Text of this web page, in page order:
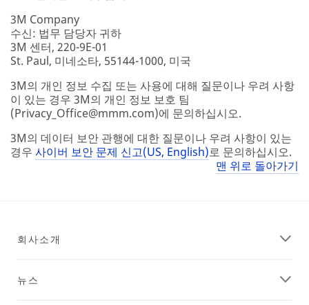
3M Company
수신: 법무 담당자 귀하
3M 센터, 220-9E-01
St. Paul, 미네소타, 55144-1000, 미국
3M의 개인 정보 수집 또는 사용에 대해 질문이나 우려 사항
이 있는 경우 3M의 개인 정보 보호 팀
(Privacy_Office@mmm.com)에 문의하십시오.
3M의 데이터 보안 관행에 대한 질문이나 우려 사항이 있는
경우 사이버 보안 문제 신고(US, English)로 문의하십시오.
맨 위로 돌아가기
회사소개
뉴스